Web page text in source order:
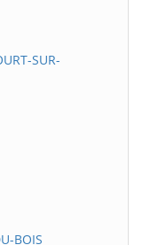
SUR-
BOIS